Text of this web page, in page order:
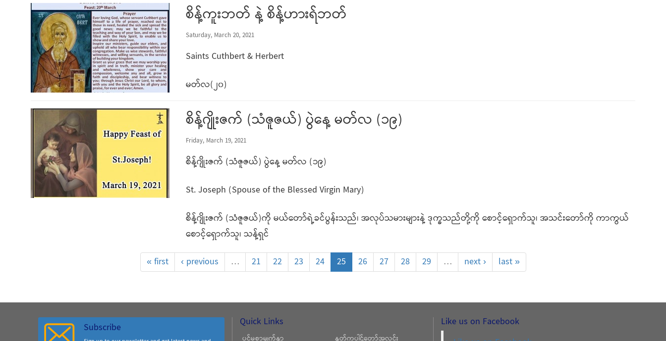
စိန့်ကူးဘတ် နဲ့ စိန့်ဟားရ်ဘတ်
Saturday, March 20, 2021
Saints Cuthbert & Herbert
မတ်လ(၂၀)
စိန့်ဂျိုးဇက် (သံဇူဇယ်) ပွဲနေ့ မတ်လ (၁၉)
Friday, March 19, 2021
စိန့်ဂျိုးဇက် (သံဇူဇယ်) ပွဲနေ့ မတ်လ (၁၉)
St. Joseph (Spouse of the Blessed Virgin Mary)
စိန့်ဂျိုးဇက် (သံဇူဇယ်)ကို မယ်တော်ရဲ့ခင်ပွန်းသည်၊ အလုပ်သမားများနဲ့ ဒုက္ခသည်တို့ကို စောင့်ရှောက်သူ၊ အသင်းတော်ကို ကာကွယ်
စောင့်ရှောက်သူ၊ သန့်ရှင်
« first
‹ previous … 21 22 23 24 25 26 27 28 29 … next › last »
Subscribe Quick Links Like us on Facebook